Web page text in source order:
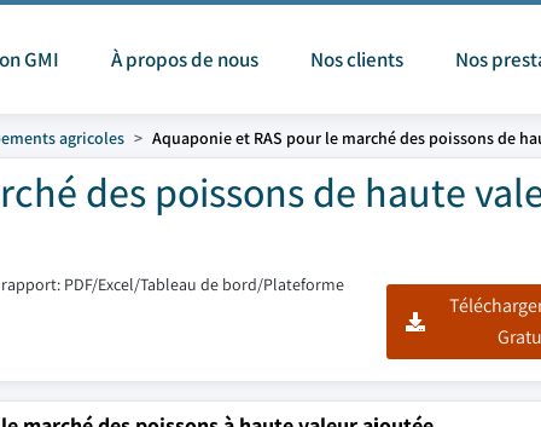
GMI À propos de nous Nos clients Nos
agricoles Aquaponie et RAS pour le marché des poissons de
des poissons de haute
PDF/Excel/Tableau de bord/Plateforme